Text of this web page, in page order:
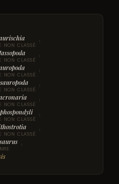
NON CLASSÉ ›
NON CLASSÉ ›
NON CLASSÉ ›
NON CLASSÉ ›
NON CLASSÉ ›
NON CLASSÉ ›
NON CLASSÉ ›
›